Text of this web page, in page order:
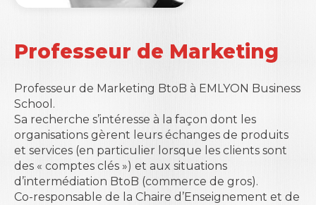
Professeur de Marketing
Professeur de Marketing BtoB à EMLYON Business
School .
Sa recherche s’intéresse à la façon dont les
organisations gèrent leurs échanges de produits
et services (en particulier lorsque les clients sont
des « comptes clés ») et aux situations
d’intermédiation BtoB (commerce de gros).
Co-responsable de la Chaire d’Enseignement et de